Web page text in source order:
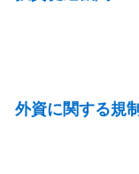
外資に関する規制